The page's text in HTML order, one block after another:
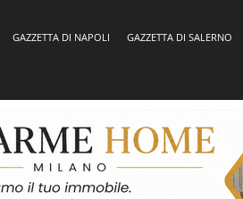
GAZZETTA DI NAPOLI GAZZETTA DI SALERNO